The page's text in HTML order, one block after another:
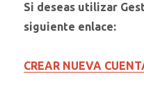
Si deseas utilizar
siguiente enlace:
CREAR NUEVA